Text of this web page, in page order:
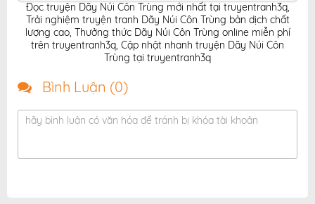
Đọc truyện Dãy Núi Côn Trùng mới nhất tại truyentranh3q,
Trải nghiệm truyện tranh Dãy Núi Côn Trùng bản dịch chất
lượng cao, Thưởng thức Dãy Núi Côn Trùng online miễn phí
trên truyentranh3q, Cập nhật nhanh truyện Dãy Núi Côn
Trùng tại truyentranh3q
Bình Luận (0)
hãy bình luận có văn hóa để tránh bị khóa tài khoản